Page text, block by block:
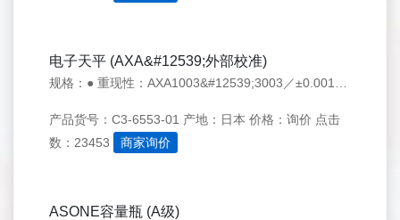
电子天平 (AXA&#12539;外部校准)
产品货号：C3-6553-01 产地：日本 价格：询价 点击
数：23453
商家询价
ASONE容量瓶 (A级)